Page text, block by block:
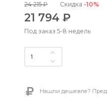
24 215 ₽ Скидка -10%
21 794 ₽
Под заказ 5-8 недель
Нашли дешевле?